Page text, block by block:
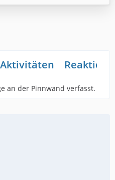
an der Pinnwand verfasst.